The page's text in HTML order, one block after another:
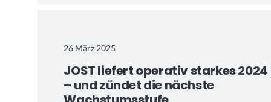
26 März 2025
JOST liefert operativ starkes 2024
– und zündet die nächste